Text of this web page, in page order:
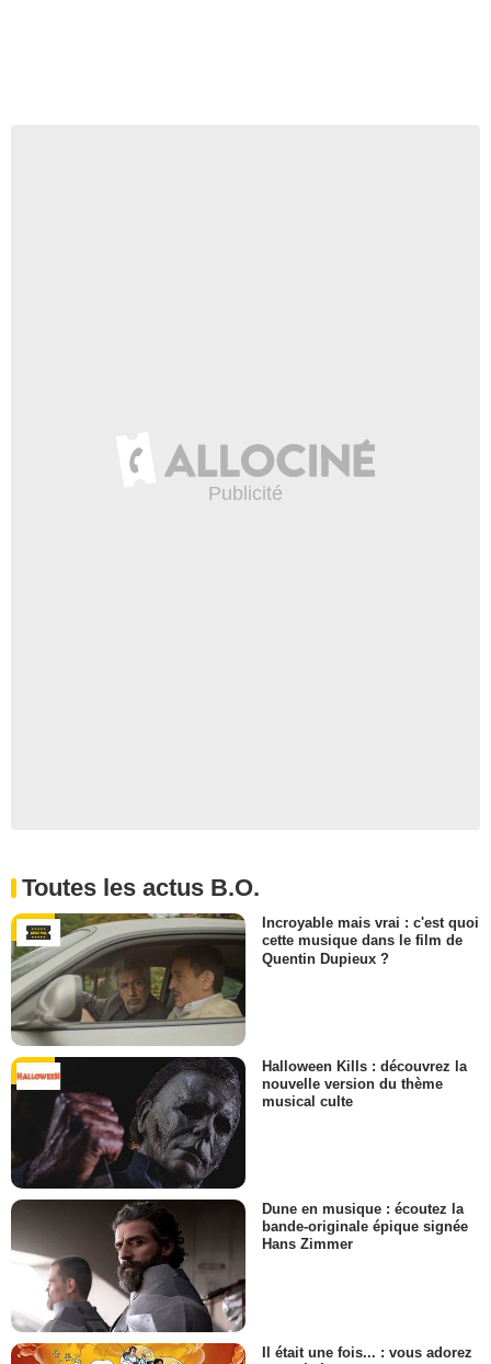
Toutes les actus B.O.
Incroyable mais vrai : c'est quoi
cette musique dans le film de
Quentin Dupieux ?
Halloween Kills : découvrez la
nouvelle version du thème
musical culte
Dune en musique : écoutez la
bande-originale épique signée
Hans Zimmer
Il était une fois... : vous adorez